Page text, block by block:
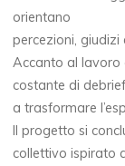
orientano
percezioni, giudizi
Accanto al lavoro
costante di
a trasformare
Il progetto si
collettivo ispirato